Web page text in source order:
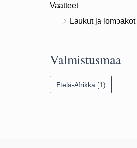
Vaatteet
Laukut ja lompakot
Valmistusmaa
Etelä-Afrikka (1)